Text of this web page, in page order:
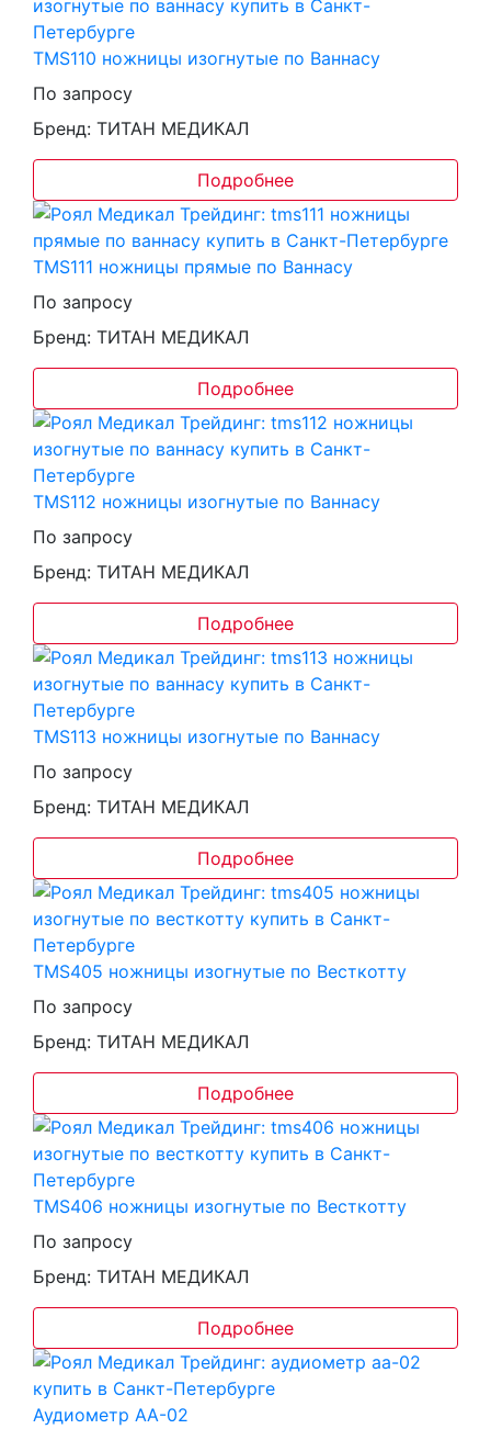
TMS110 ножницы изогнутые по Ваннасу
По запросу
Бренд: ТИТАН МЕДИКАЛ
Подробнее
TMS111 ножницы прямые по Ваннасу
По запросу
Бренд: ТИТАН МЕДИКАЛ
Подробнее
TMS112 ножницы изогнутые по Ваннасу
По запросу
Бренд: ТИТАН МЕДИКАЛ
Подробнее
TMS113 ножницы изогнутые по Ваннасу
По запросу
Бренд: ТИТАН МЕДИКАЛ
Подробнее
TMS405 ножницы изогнутые по Весткотту
По запросу
Бренд: ТИТАН МЕДИКАЛ
Подробнее
TMS406 ножницы изогнутые по Весткотту
По запросу
Бренд: ТИТАН МЕДИКАЛ
Подробнее
Аудиометр АА-02